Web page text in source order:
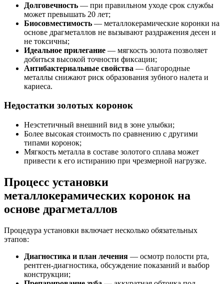
Долговечность — при правильном уходе срок службы
может превышать 20 лет;
Биосовместимость — металлокерамические коронки на
основе драгметаллов не вызывают раздражения десен и
не токсичны;
Идеальное прилегание — мягкость золота позволяет
добиться высокой точности фиксации;
Антибактериальные свойства — благородные
металлы снижают риск образования зубного налета и
кариеса.
Недостатки золотых коронок
Неэстетичный внешний вид в зоне улыбки;
Более высокая стоимость по сравнению с другими
типами коронок;
Мягкость металла в составе золотого сплава может
привести к его истиранию при чрезмерной нагрузке.
Процесс установки
металлокерамических коронок на
основе драгметаллов
Процедура установки включает несколько обязательных
этапов:
Диагностика и план лечения — осмотр полости рта,
рентген-диагностика, обсуждение показаний и выбор
конструкции;